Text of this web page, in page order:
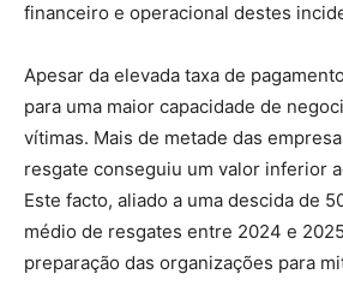
financeiro e operacional destes
Apesar da elevada taxa de
para uma maior capacidade de
vítimas. Mais de metade das
resgate conseguiu um valor inferior
Este facto, aliado a uma descida de
médio de resgates entre 2024 e
preparação das organizações para